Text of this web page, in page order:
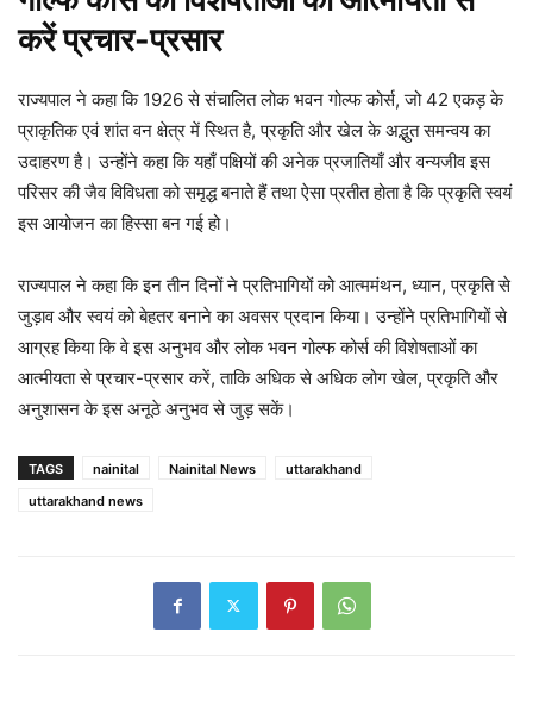
करें प्रचार-प्रसार
राज्यपाल ने कहा कि 1926 से संचालित लोक भवन गोल्फ कोर्स, जो 42 एकड़ के
प्राकृतिक एवं शांत वन क्षेत्र में स्थित है, प्रकृति और खेल के अद्भुत समन्वय का
उदाहरण है। उन्होंने कहा कि यहाँ पक्षियों की अनेक प्रजातियाँ और वन्यजीव इस
परिसर की जैव विविधता को समृद्ध बनाते हैं तथा ऐसा प्रतीत होता है कि प्रकृति स्वयं
इस आयोजन का हिस्सा बन गई हो।
राज्यपाल ने कहा कि इन तीन दिनों ने प्रतिभागियों को आत्ममंथन, ध्यान, प्रकृति से
जुड़ाव और स्वयं को बेहतर बनाने का अवसर प्रदान किया। उन्होंने प्रतिभागियों से
आग्रह किया कि वे इस अनुभव और लोक भवन गोल्फ कोर्स की विशेषताओं का
आत्मीयता से प्रचार-प्रसार करें, ताकि अधिक से अधिक लोग खेल, प्रकृति और
अनुशासन के इस अनूठे अनुभव से जुड़ सकें।
TAGS nainital Nainital News
uttarakhand
uttarakhand news